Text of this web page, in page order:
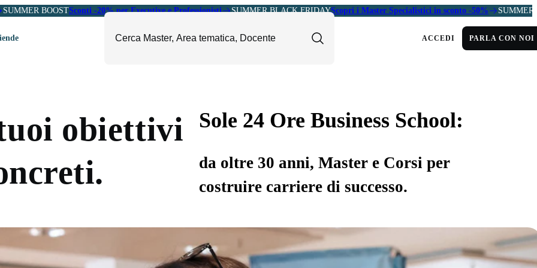
SUMMER BOOSTSconti -20% per Executive e Professionisti SUMMER BLACK FRIDAYScopri i Master Specialistici in sconto -50% SUMMER
e Soft Skills
Sales e Export
e Pharma
Fashion e Luxury
Arte, Cultura e Sport
ACCEDI PARLA CON NOI
obiettivi
Sole 24 Ore Business School:
da oltre 30 anni, Master e Corsi per
costruire carriere di successo.